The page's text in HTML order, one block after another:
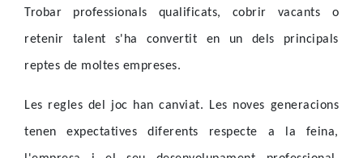
Trobar professionals qualificats, cobrir vacants o
retenir talent s'ha convertit en un dels principals
reptes de moltes empreses.
Les regles del joc han canviat. Les noves generacions
tenen expectatives diferents respecte a la feina,